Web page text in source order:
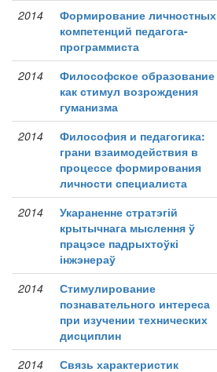
2014
Формирование личностных
компетенций педагога-
программиста
2014
Философское образование
как стимул возрождения
гуманизма
2014
Философия и педагогика:
грани взаимодействия в
процессе формирования
личности специалиста
2014
Укараненне стратэгій
крытычнага мыслення ў
працэсе падрыхтоўкі
інжэнераў
2014
Стимулирование
познавательного интереса
при изучении технических
дисциплин
2014 Связь характеристик